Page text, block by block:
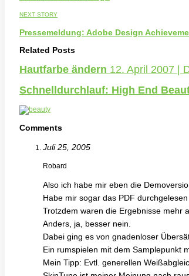
NEXT STORY
Pressemeldung: Adobe Design
Related Posts
Hautfarbe ändern 12. April 2007 |
Schnelldurchlauf: High End
Comments
Juli 25, 2005
Robard
Also ich habe mir eben die
Habe mir sogar das PDF
Trotzdem waren die Ergebnisse mehr
Anders, ja, besser nein.
Dabei ging es von gnadenloser
Ein rumspielen mit dem Samplepunkt
Mein Tipp: Evtl. generellen